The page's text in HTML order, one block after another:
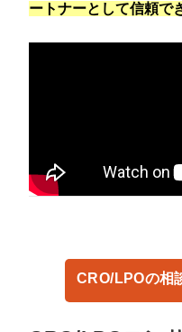
ートナーとして信頼で
CRO/LPOの相